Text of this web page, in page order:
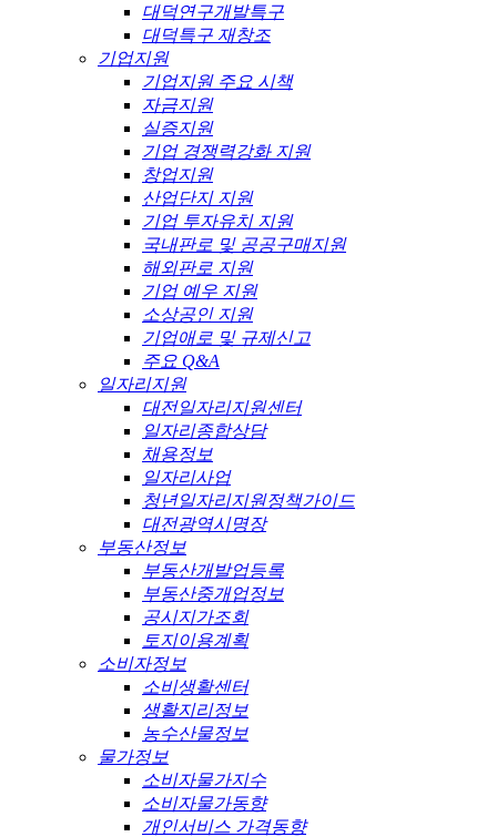
대덕연구개발특구
대덕특구 재창조
기업지원
기업지원 주요 시책
자금지원
실증지원
기업 경쟁력강화 지원
창업지원
산업단지 지원
기업 투자유치 지원
국내판로 및 공공구매지원
해외판로 지원
기업 예우 지원
소상공인 지원
기업애로 및 규제신고
주요 Q&A
일자리지원
대전일자리지원센터
일자리종합상담
채용정보
일자리사업
청년일자리지원정책가이드
대전광역시명장
부동산정보
부동산개발업등록
부동산중개업정보
공시지가조회
토지이용계획
소비자정보
소비생활센터
생활지리정보
농수산물정보
물가정보
소비자물가지수
소비자물가동향
개인서비스 가격동향